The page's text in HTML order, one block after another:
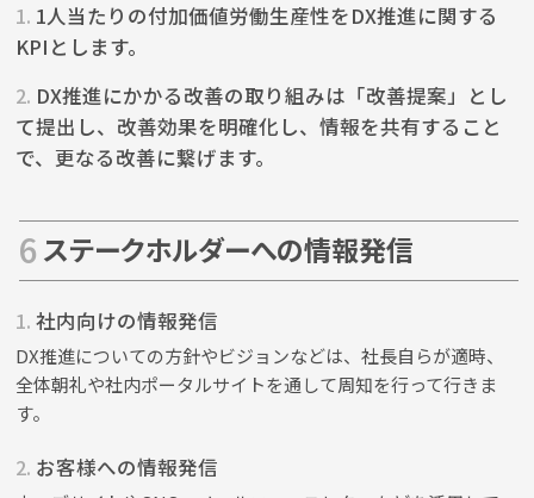
1. 1人当たりの付加価値労働生産性をDX推進に関する
KPIとします。
2. DX推進にかかる改善の取り組みは「改善提案」とし
て提出し、改善効果を明確化し、情報を共有すること
で、更なる改善に繋げます。
ステークホルダーへの情報発信
1. 社内向けの情報発信
DX推進についての方針やビジョンなどは、社長自らが適時、
全体朝礼や社内ポータルサイトを通して周知を行って行きま
す。
2. お客様への情報発信